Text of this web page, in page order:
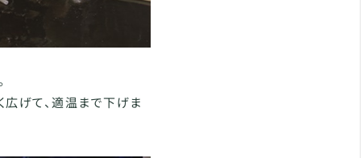
げて、適温まで下げま